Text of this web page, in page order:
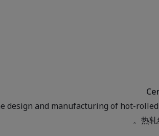
design and manufacturing of hot-
热